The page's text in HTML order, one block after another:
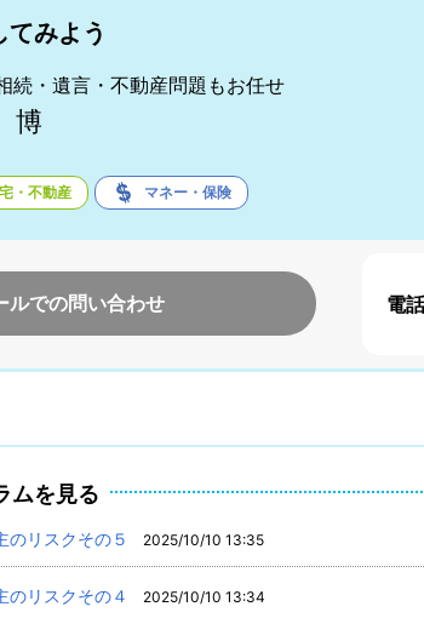
てみよう
続・遺言・不動産問題もお任せ
博
・不動産 マネー・保険
ルでの問い合わせ 電
ムを見る
のリスクその５ 2025/10/10 13:35
のリスクその４ 2025/10/10 13:34